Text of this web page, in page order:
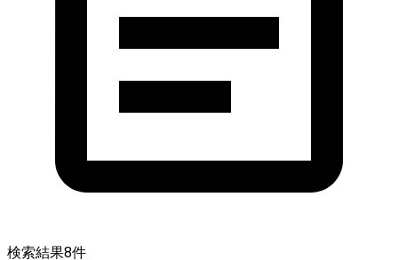
検索結果8件